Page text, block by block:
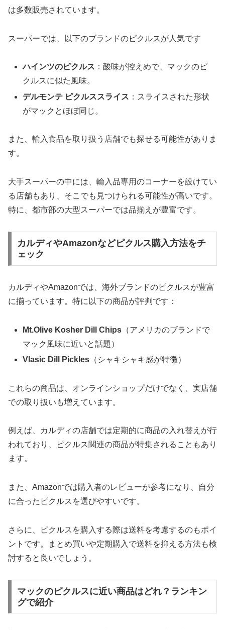
は多数販売されています。
スーパーでは、以下のブランドのピクルスが人気です
ハインツのピクルス ：酸味が控えめで、マックのピ
クルスに似た風味。
デルモンテ ピクルススライス ：スライスされた形状
がマックとほぼ同じ。
また、輸入食品を取り扱う店舗でも探せる可能性がありま
す。
大手スーパーの中には、輸入品専用のコーナーを設けてい
る店舗もあり、そこでも見つけられる可能性が高いです。
特に、都市部の大型スーパーでは品揃えが豊富です。
カルディやAmazonなどピクルス購入方法をチ
ェック
カルディやAmazonでは、海外ブランドのピクルスが豊富
に揃っています。特に以下の商品が評判です：
Mt.Olive Kosher Dill Chips （アメリカのブランドで
マック風味に近いと話題）
Vlasic Dill Pickles （シャキシャキ感が特徴）
これらの商品は、オンラインショップだけでなく、実店舗
での取り扱いも増えています。
例えば、カルディの店舗では定期的に商品の入れ替えが行
われており、ピクルス関連の商品が特集されることもあり
ます。
また、Amazonでは購入者のレビューが参考になり、自分
に合ったピクルスを選びやすいです。
さらに、ピクルスを購入する際は送料を考慮するのもポイ
ントです。まとめ買いや定期購入で送料を抑える方法も検
討すると良いでしょう。
マックのピクルスに近い商品はどれ？ランキン
グで紹介